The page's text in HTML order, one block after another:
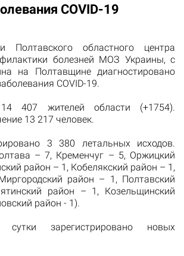
COVID-19
Полтавского областного центра
болезней МОЗ Украины, с
на Полтавщине диагностировано
COVID-19.
407 жителей области (+1754).
13 217 человек.
3 380 летальных исходов.
– 7, Кременчуг – 5, Оржицкий
район – 1, Кобелякский район – 1,
район – 1, Полтавский
район – 1, Козельщинский
район - 1).
зарегистрировано новых